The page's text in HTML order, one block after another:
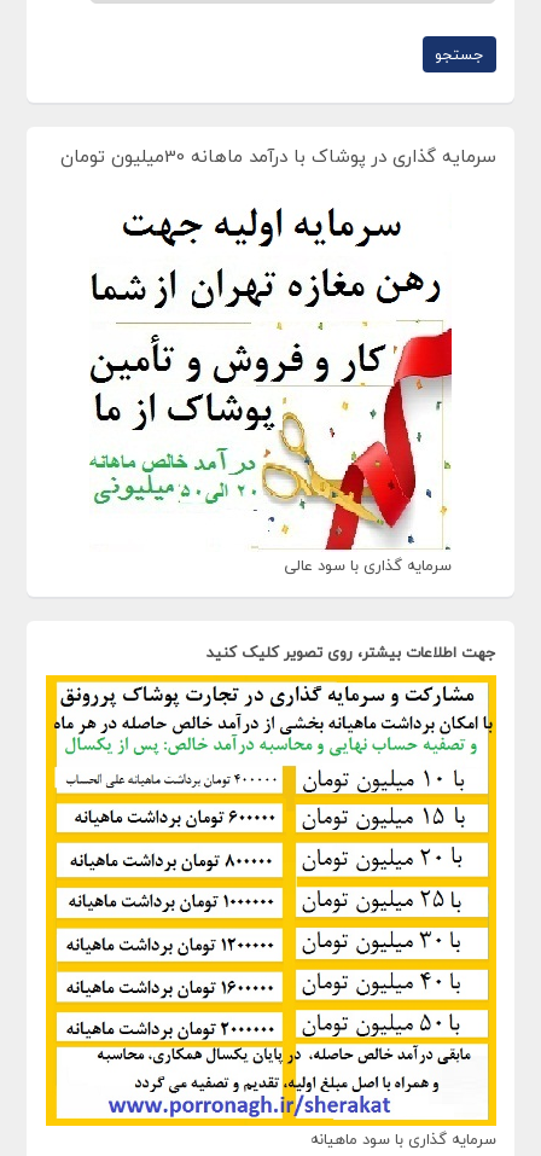
سرمایه گذاری در پوشاک با درآمد ماهانه 30میلیون تومان
سرمایه گذاری با سود عالی
جهت اطلاعات بیشتر، روی تصویر کلیک کنید
سرمایه گذاری با سود ماهیانه